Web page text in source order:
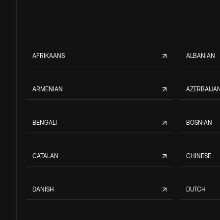
AFRIKAANS ALBANIAN
ARMENIAN
BENGALI BOSNIAN
CATALAN CHINESE
DANISH DUTCH